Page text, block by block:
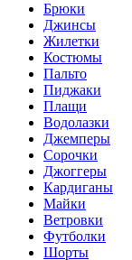
Брюки
Джинсы
Жилетки
Костюмы
Пальто
Пиджаки
Плащи
Водолазки
Джемперы
Сорочки
Джоггеры
Кардиганы
Майки
Ветровки
Футболки
Шорты